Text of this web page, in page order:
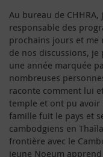
Au bureau de
responsable des
prochains jours et
de nos discussions, je
une année marquée
nombreuses
raconte comment lui
temple et ont pu avoir
famille fuit le pays et
cambodgiens en
frontière avec le
jeune Noeum